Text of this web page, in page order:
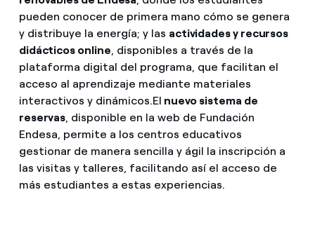
pueden conocer de primera mano cómo se genera
y distribuye la energía; y las actividades y recursos
didácticos online , disponibles a través de la
plataforma digital del programa, que facilitan el
acceso al aprendizaje mediante materiales
interactivos y dinámicos.El nuevo sistema de
reservas , disponible en la web de Fundación
Endesa, permite a los centros educativos
gestionar de manera sencilla y ágil la inscripción a
las visitas y talleres, facilitando así el acceso de
más estudiantes a estas experiencias.